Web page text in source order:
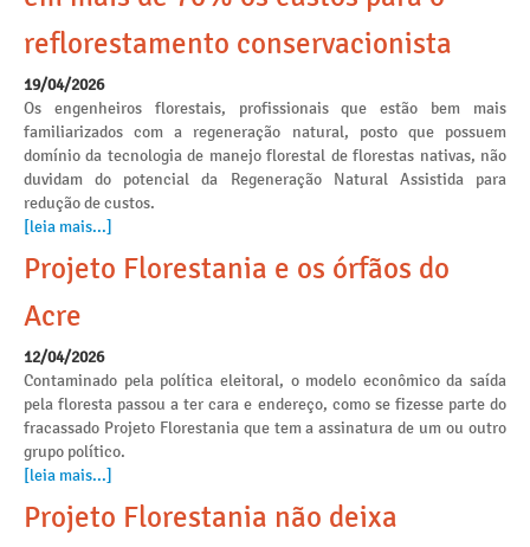
reflorestamento conservacionista
19/04/2026
Os engenheiros florestais, profissionais que estão bem mais
familiarizados com a regeneração natural, posto que possuem
domínio da tecnologia de manejo florestal de florestas nativas, não
duvidam do potencial da Regeneração Natural Assistida para
redução de custos.
[leia mais...]
Projeto Florestania e os órfãos do
Acre
12/04/2026
Contaminado pela política eleitoral, o modelo econômico da saída
pela floresta passou a ter cara e endereço, como se fizesse parte do
fracassado Projeto Florestania que tem a assinatura de um ou outro
grupo político.
[leia mais...]
Projeto Florestania não deixa